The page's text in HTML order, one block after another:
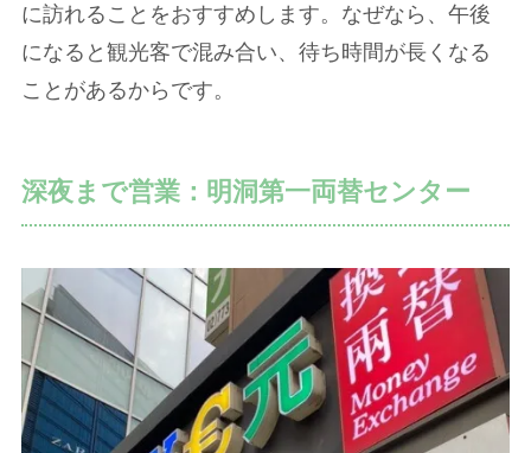
に訪れることをおすすめします。なぜなら、午後
になると観光客で混み合い、待ち時間が長くなる
ことがあるからです。
深夜まで営業：明洞第一両替センター